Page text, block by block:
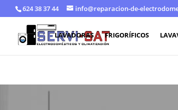
624 38 37 44 info@reparacion-de-
LAVADORAS FRIGORÍFICOS